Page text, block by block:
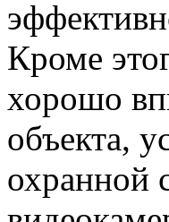
Кроме
хорошо
объекта,
охранной